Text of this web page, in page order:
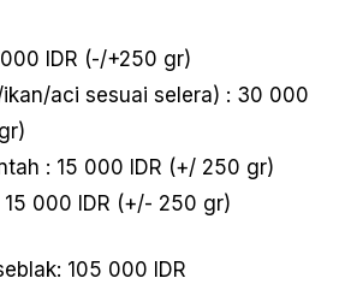
IDR (-/+250 gr)
aci sesuai selera) : 30 000
: 15 000 IDR (+/ 250 gr)
15 000 IDR (+/- 250 gr)
105 000 IDR